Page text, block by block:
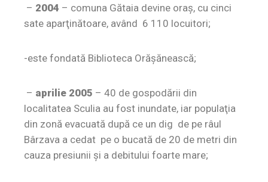
– 2004 – comuna Gătaia devine oraş, cu cinci
sate aparţinătoare, având 6 110 locuitori;
-este fondată Biblioteca Orăşănească;
– aprilie 2005 – 40 de gospodării din
localitatea Sculia au fost inundate, iar populaţia
din zonă evacuată după ce un dig de pe râul
Bârzava a cedat pe o bucată de 20 de metri din
cauza presiunii şi a debitului foarte mare;